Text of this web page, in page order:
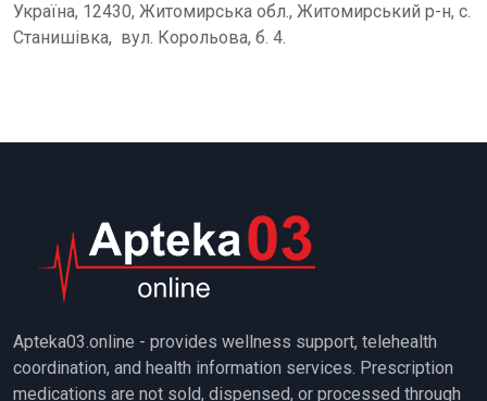
Україна, 12430, Житомирська обл., Житомирський р-н, с.
Станишівка, вул. Корольова, б. 4.
Apteka03.online - provides wellness support, telehealth
coordination, and health information services. Prescription
medications are not sold, dispensed, or processed through